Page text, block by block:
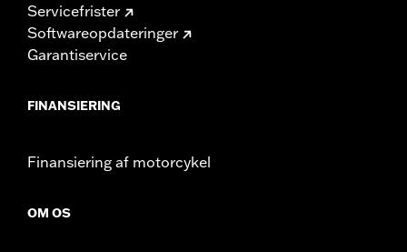
Servicefrister
Softwareopdateringer
Garantiservice
FINANSIERING
Finansiering af motorcykel
OM OS